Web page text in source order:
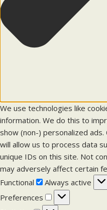
We use technologies like
information. We do this to
show (non-) personalized
will allow us to process data
unique IDs on this site. Not
may adversely affect certain
Functional
F
u
n
Always active
Preferences
P
r